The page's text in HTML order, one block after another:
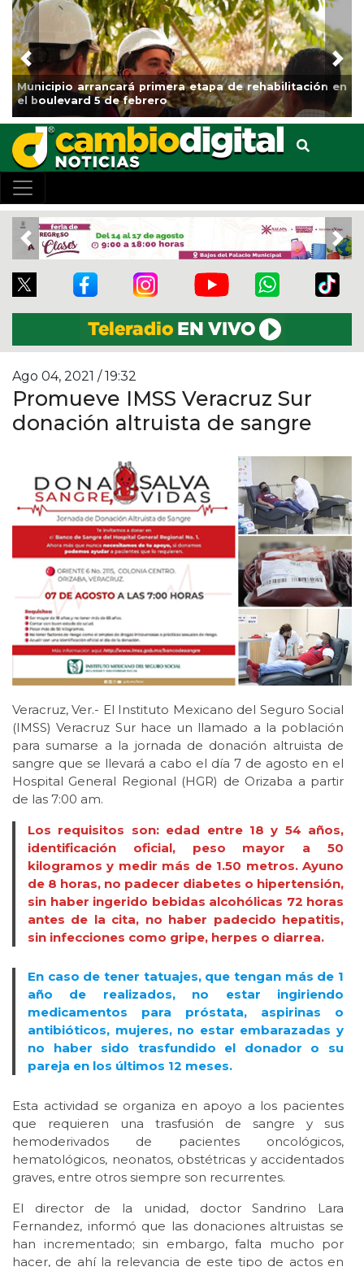
arrancará primera etapa de rehabilitación en
5 de febrero
Clases
Previous
Previous
Ago 04, 2021 / 19:32
Promueve IMSS Veracruz Sur
donación altruista de sangre
Veracruz, Ver.- El Instituto Mexicano del Seguro Social
(IMSS) Veracruz Sur hace un llamado a la población
para sumarse a la jornada de donación altruista de
sangre que se llevará a cabo el día 7 de agosto en el
Hospital General Regional (HGR) de Orizaba a partir
de las 7:00 am.
Los requisitos son: edad entre 18 y 54 años,
identificación oficial, peso mayor a 50
kilogramos y medir más de 1.50 metros. Ayuno
de 8 horas, no padecer diabetes o hipertensión,
sin haber ingerido bebidas alcohólicas 72 horas
antes de la cita, no haber padecido hepatitis,
sin infecciones como gripe, herpes o diarrea.
En caso de tener tatuajes, que tengan más de 1
año de realizados, no estar ingiriendo
medicamentos para próstata, aspirinas o
antibióticos, mujeres, no estar embarazadas y
no haber sido trasfundido el donador o su
pareja en los últimos 12 meses.
Esta actividad se organiza en apoyo a los pacientes
que requieren una trasfusión de sangre y sus
hemoderivados de pacientes oncológicos,
hematológicos, neonatos, obstétricas y accidentados
graves, entre otros siempre son recurrentes.
El director de la unidad, doctor Sandrino Lara
Fernandez, informó que las donaciones altruistas se
han incrementado; sin embargo, falta mucho por
hacer, de ahí la relevancia de este tipo de actos en